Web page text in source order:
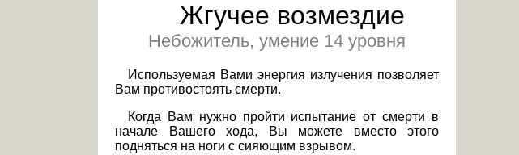
Жгучее возмездие
Небожитель, умение 14 уровня
Используемая Вами энергия излучения позволяет
Вам противостоять смерти.
Когда Вам нужно пройти испытание от смерти в
начале Вашего хода, Вы можете вместо этого
подняться на ноги с сияющим взрывом.